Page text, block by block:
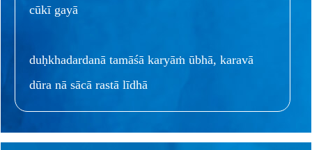
cūkī gayā
duḥkhadardanā tamāśā karyāṁ ūbhā, karavā
dūra nā sācā rastā līdhā